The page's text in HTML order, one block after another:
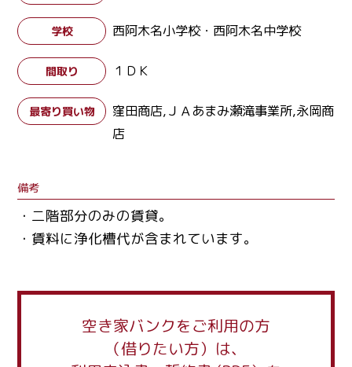
学校 西阿木名小学校・西阿木名中学校
間取り １ＤＫ
最寄り買い物
窪田商店,ＪＡあまみ瀬滝事業所,永岡商
店
備考
・二階部分のみの賃貸。
・賃料に浄化槽代が含まれています。
空き家バンクをご利用の方
（借りたい方）は、